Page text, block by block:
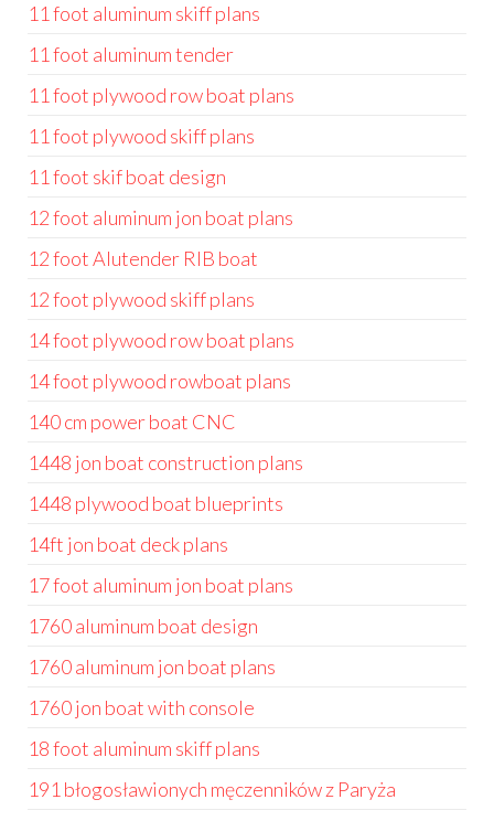
11 foot aluminum skiff plans
11 foot aluminum tender
11 foot plywood row boat plans
11 foot plywood skiff plans
11 foot skif boat design
12 foot aluminum jon boat plans
12 foot Alutender RIB boat
12 foot plywood skiff plans
14 foot plywood row boat plans
14 foot plywood rowboat plans
140 cm power boat CNC
1448 jon boat construction plans
1448 plywood boat blueprints
14ft jon boat deck plans
17 foot aluminum jon boat plans
1760 aluminum boat design
1760 aluminum jon boat plans
1760 jon boat with console
18 foot aluminum skiff plans
191 błogosławionych męczenników z Paryża